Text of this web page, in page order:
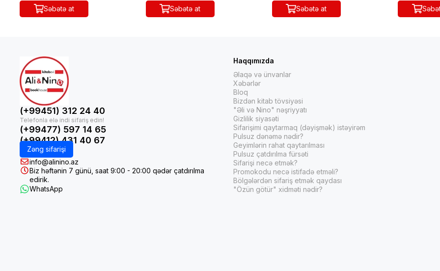
Səbətə at Səbətə at Səbətə at
(+99451) 312 24 40
(+99477) 597 14 65
(+99412) 431 40 67
Zəng sifarişi
info@alinino.az
Biz həftənin 7 günü, saat 9:00 - 20:00 qədər çatdırılma
edirik.
WhatsApp
Haqqımızda
Əlaqə və ünvanlar
Xəbərlər
Bloq
Bizdən kitab tövsiyəsi
"Əli və Nino" nəşriyyatı
Gizlilik siyasəti
Sifarişimi qaytarmaq (dəyişmək) istəyirəm
Pulsuz dənəmə nədir?
Geyimlərin rahat qaytarılması
Pulsuz çatdırılma fürsəti
Sifarişi necə etmək?
Promokodu necə istifadə etməli?
Bölgələrdən sifariş etmək qaydası
"Özün götür" xidməti nədir?